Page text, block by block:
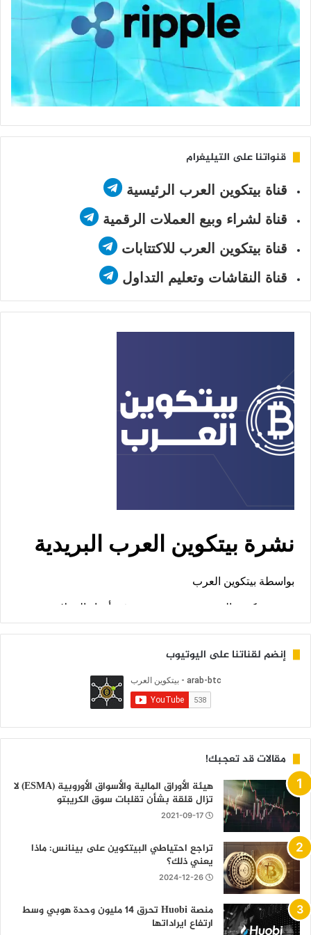
قنواتنا على التيليغرام
قناة بيتكوين العرب الرئيسية
قناة لشراء وبيع العملات الرقمية
قناة بيتكوين العرب للاكتتابات
قناة النقاشات وتعليم التداول
إنضم لقناتنا على اليوتيوب
مقالات قد تعجبك!
هيئة الأوراق المالية والأسواق الأوروبية (ESMA) لا
تزال قلقة بشأن تقلبات سوق الكريبتو
2021-09-17
تراجع احتياطي البيتكوين على بينانس: ماذا
يعني ذلك؟
2024-12-26
منصة Huobi تحرق 14 مليون وحدة هوبي وسط
ارتفاع ايراداتها